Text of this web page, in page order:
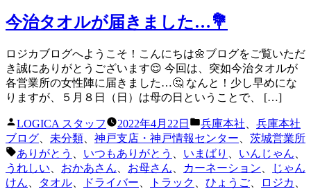
今治タオルが届きました…💐
ロジカブログへようこそ！こんにちは🌼ブログをご覧いただ
き誠にありがとうございます😌 今回は、突如今治タオルが
各営業所の女性陣に届きました…🤔 なんと！少し早めにな
りますが、５月８日（日）は母の日ということで、 […]
投
稿
者:
LOGICA スタッフ 2022年4月22日
カ
テ
ゴ
リ
ー:
兵庫本社
兵庫本社
ブログ
未分類 神戸支店・神戸情報センター
茨城営業所
タ
グ:
ありがとう いつもありがとう いまばり いんじゃん
うれしい
おかあさん お母さん カーネーション
じゃん
けん
タオル ドライバー トラック ひょうご ロジカ